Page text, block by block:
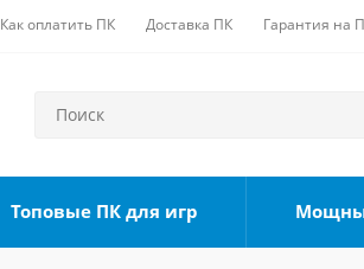
Как оплатить ПК Доставка ПК Гарантия на
Топовые ПК для игр